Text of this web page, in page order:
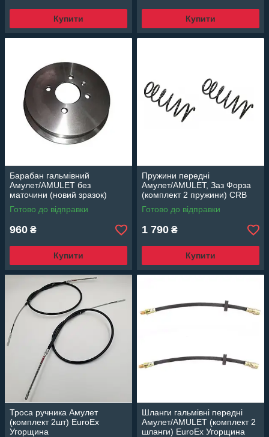
Купити Купити
Барабан гальмівний
Амулет/AMULET без
маточини (новий зразок)
EuroEx Угорщина
Готово до відправки
960 ₴
Купити
Пружини передні
Амулет/AMULET, Заз Форза
(комплект 2 пружини) CRB
Корея
Готово до відправки
1 790 ₴
Купити
Троса ручника Амулет
(комплект 2шт) EuroEx
Угорщина
Шланги гальмівні передні
Амулет/AMULET (комплект 2
шланги) EuroEx Угорщина